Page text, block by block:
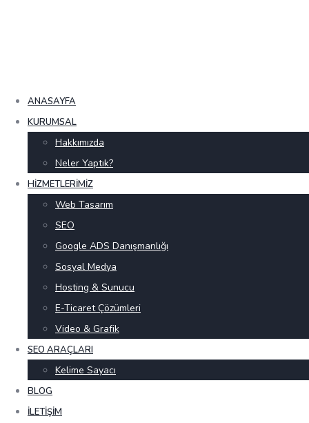
ANASAYFA
KURUMSAL
Hakkımızda
Neler Yaptık?
HIZMETLERIMIZ
Web Tasarım
SEO
Google ADS Danışmanlığı
Sosyal Medya
Hosting & Sunucu
E-Ticaret Çözümleri
Video & Grafik
SEO ARAÇLARI
Kelime Sayacı
BLOG
İLETIŞIM